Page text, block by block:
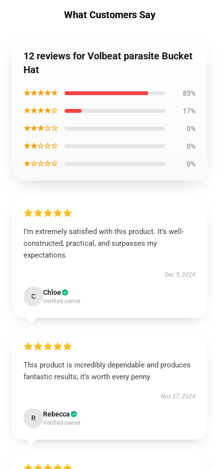
What Customers Say
12 reviews for Volbeat parasite Bucket
Hat
★★★★★ 83%
★★★★☆ 17%
★★★☆☆ 0%
★★☆☆☆ 0%
★☆☆☆☆ 0%
I’m extremely satisfied with this product. It’s well-
constructed, practical, and surpasses my
expectations.
Dec 5, 2024
C Chloe
Verified owner
This product is incredibly dependable and produces
fantastic results; it’s worth every penny.
Nov 27, 2024
R Rebecca
Verified owner